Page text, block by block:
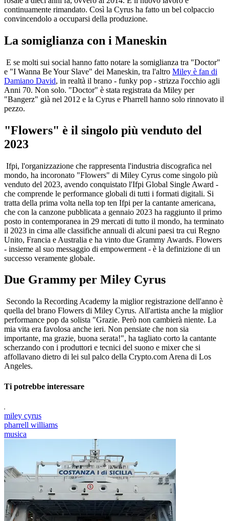
continuamente rimandato. Così la Cyrus ha fatto un bel colpaccio
convincendolo a occuparsi della produzione.
La somiglianza con i Maneskin
E se molti sui social hanno fatto notare la somiglianza tra "Doctor"
e "I Wanna Be Your Slave" dei Maneskin, tra l'altro Miley è fan di
Damiano David, in realtà il brano - funky pop - strizza l'occhio agli
Anni 70. Non solo. "Doctor" è stata registrata da Miley per
"Bangerz" già nel 2012 e la Cyrus e Pharrell hanno solo rinnovato il
pezzo.
"Flowers" è il singolo più venduto del
2023
Ifpi, l'organizzazione che rappresenta l'industria discografica nel
mondo, ha incoronato "Flowers" di Miley Cyrus come singolo più
venduto del 2023, avendo conquistato l'Ifpi Global Single Award -
che comprende le performance globali di tutti i formati digitali. Si
tratta della prima volta nella top ten Ifpi per la cantante americana,
che con la canzone pubblicata a gennaio 2023 ha raggiunto il primo
posto in contemporanea in 29 mercati di tutto il mondo, ha terminato
il 2023 in cima alle classifiche annuali di alcuni paesi tra cui Regno
Unito, Francia e Australia e ha vinto due Grammy Awards. Flowers
- insieme al suo messaggio di empowerment - è la definizione di un
successo veramente globale.
Due Grammy per Miley Cyrus
Secondo la Recording Academy la miglior registrazione dell'anno è
quella del brano Flowers di Miley Cyrus. All'artista anche la miglior
performance pop da solista "Grazie. Però non cambierà niente. La
mia vita era favolosa anche ieri. Non pensiate che non sia
importante, ma grazie, buona serata!", ha tagliato corto la cantante
scherzando con i produttori e tecnici del suono e mixer che si
affollavano dietro di lei sul palco della Crypto.com Arena di Los
Angeles.
Ti potrebbe interessare
miley cyrus
pharrell williams
musica